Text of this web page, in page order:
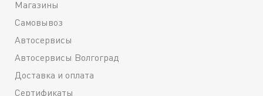
Магазины
Самовывоз
Автосервисы
Автосервисы Волгоград
Доставка и оплата
Сертификаты